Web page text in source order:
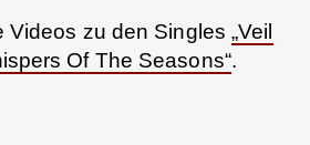
Videos zu den Singles„Veil
Of The Seasons“.